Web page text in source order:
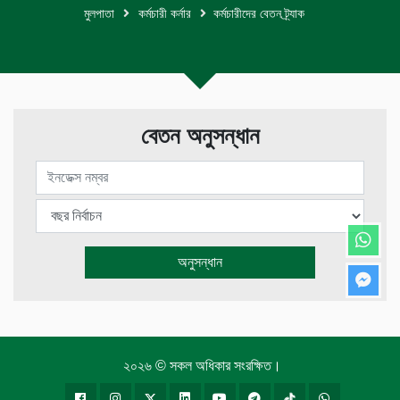
মুলপাতা কর্মচারী কর্নার কর্মচারীদের বেতন ট্র্যাক
বেতন অনুসন্ধান
২০২৬ © সকল অধিকার সংরক্ষিত।